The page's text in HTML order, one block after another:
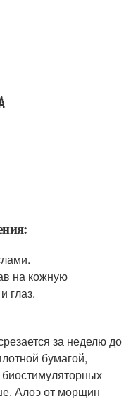
на кожную
глаз.
за неделю до
бумагой,
Алоэ от морщин